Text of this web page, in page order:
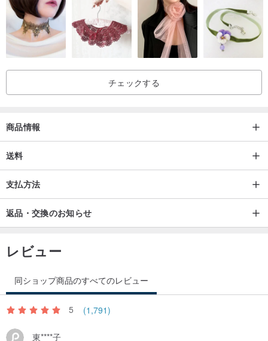
チェックする
商品情報
送料
支払方法
返品・交換のお知らせ
レビュー
同ショップ商品のすべてのレビュー
5 (1,791)
東****子